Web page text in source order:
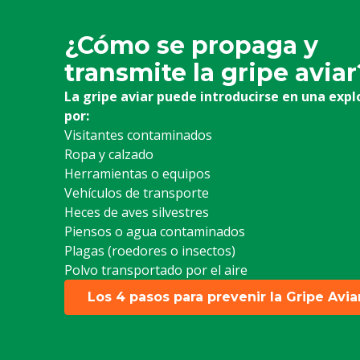
¿Cómo se propaga y
transmite la gripe
La gripe aviar puede introducirse en una
por:
Visitantes contaminados
Ropa y calzado
Herramientas o equipos
Vehículos de transporte
Heces de aves silvestres
Piensos o agua contaminados
Plagas (roedores o insectos)
Polvo transportado por el aire
Los 4 pasos para prevenir la Gripe